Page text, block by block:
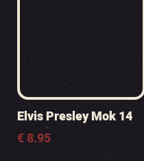
Elvis Presley Mok 14
€8.95